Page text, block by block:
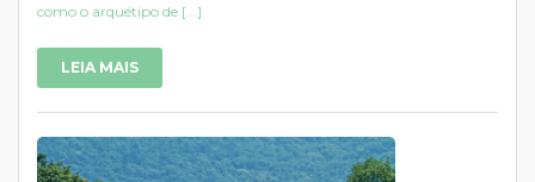
como o arquétipo de [...]
LEIA MAIS